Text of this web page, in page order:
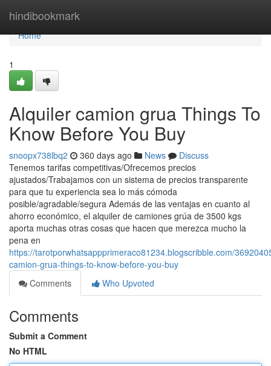
hindibookmark
Home
Home
1
Alquiler camion grua Things To
Know Before You Buy
snoopx738lbq2 360 days ago News
Discuss
Tenemos tarifas competitivas/Ofrecemos precios
ajustados/Trabajamos con un sistema de precios transparente
para que tu experiencia sea lo más cómoda
posible/agradable/segura Además de las ventajas en cuanto al
ahorro económico, el alquiler de camiones grúa de 3500 kgs
aporta muchas otras cosas que hacen que merezca mucho la
pena en
https://tarotporwhatsappprimeraco81234.blogscribble.com/
camion-grua-things-to-know-before-you-buy
Comments
Who Upvoted
Comments
Submit a Comment
No HTML